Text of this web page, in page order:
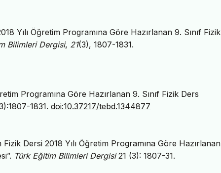
Yılı Öğretim Programına Göre Hazırlanan 9. Sınıf Fizik
Bilimleri Dergisi, 21(3), 1807-1831.
Programına Göre Hazırlanan 9. Sınıf Fizik Ders
1831. doi:10.37217/tebd.1344877
Dersi 2018 Yılı Öğretim Programına Göre Hazırlanan
Türk Eğitim Bilimleri Dergisi21 (3): 1807-31.